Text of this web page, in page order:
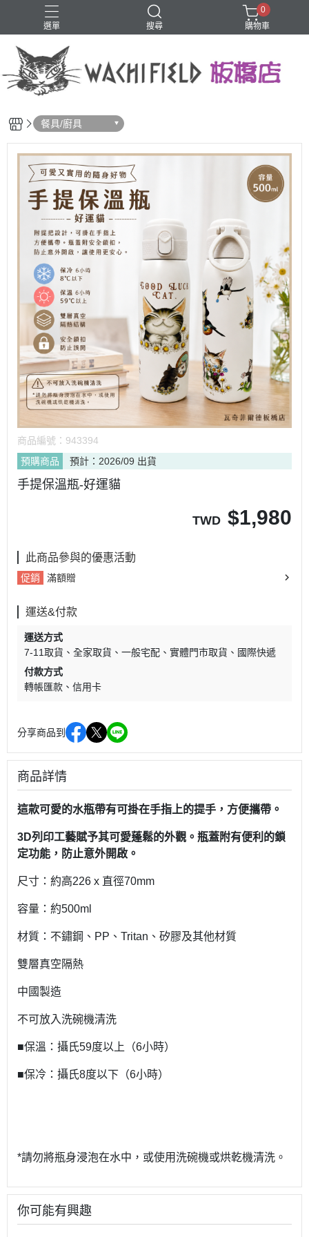
選單 搜尋
鑰匙圈
0
購物車
餐具/廚具
商品編號： 943394
預購商品
預計：2026/09 出貨
手提保溫瓶-好運貓
TWD $1,980
此商品參與的優惠活動
促銷 滿額贈
運送&付款
運送方式
7-11取貨
全家取貨 一般宅配 實體門市取貨
國際快遞
付款方式
轉帳匯款
信用卡
分享商品到
商品詳情
這款可愛的水瓶帶有可掛在手指上的提手，方便攜帶。
3D列印工藝賦予其可愛蓬鬆的外觀。瓶蓋附有便利的鎖
定功能，防止意外開啟。
尺寸：約高226 x 直徑70mm
容量：約500ml
材質：不鏽鋼、PP、Tritan、矽膠及其他材質
雙層真空隔熱
中國製造
不可放入洗碗機清洗
■保溫：攝氏59度以上（6小時）
■保冷：攝氏8度以下（6小時）
*請勿將瓶身浸泡在水中，或使用洗碗機或烘乾機清洗。
你可能有興趣